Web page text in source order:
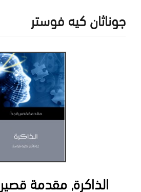
جوناثان كيه فوستر
الذاكرة, مقدمة